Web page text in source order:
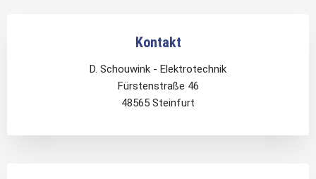
Kontakt
D. Schouwink - Elektrotechnik
Fürstenstraße 46
48565 Steinfurt